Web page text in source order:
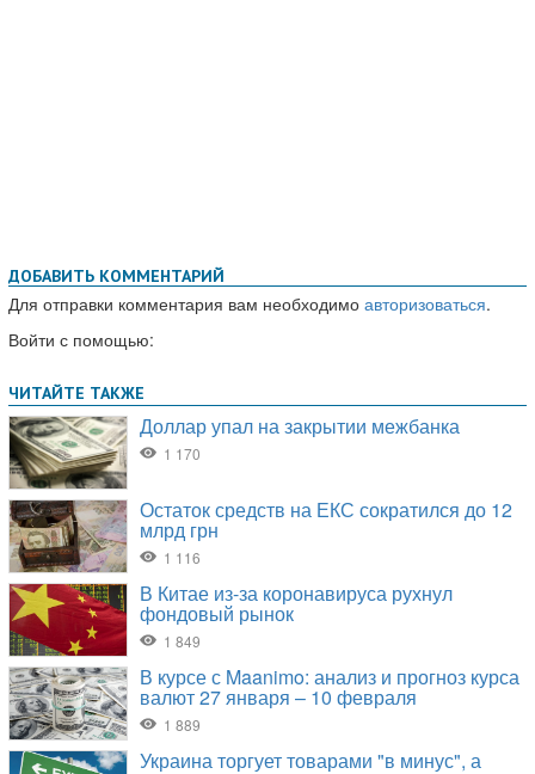
ДОБАВИТЬ КОММЕНТАРИЙ
Для отправки комментария вам необходимо авторизоваться.
Войти с помощью: